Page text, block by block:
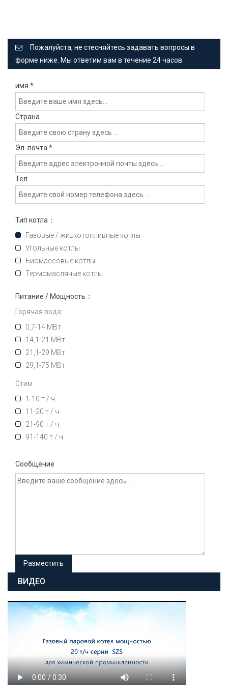
Пожалуйста, не стесняйтесь задавать вопросы в
форме ниже. Мы ответим вам в течение 24 часов.
имя *
Страна
Эл. почта *
Тел.
Тип котла：
Газовые / жидкотопливные котлы
Угольные котлы
Биомассовые котлы
Термомасляные котлы
Питание / Мощность：
Горячая вода:
0,7-14 МВт
14,1-21 МВт
21,1-29 МВт
29,1-75 МВт
Стим :
1-10 т / ч
11-20 т / ч
21-90 т / ч
91-140 т / ч
Сообщение
ВИДЕО